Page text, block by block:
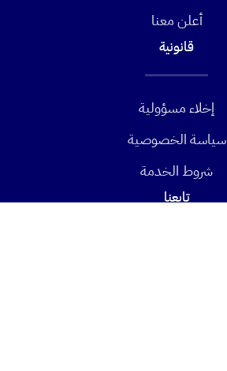
أعلن معنا
قانونية
إخلاء مسؤولية
سياسة الخصوصية
شروط الخدمة
تابعنا